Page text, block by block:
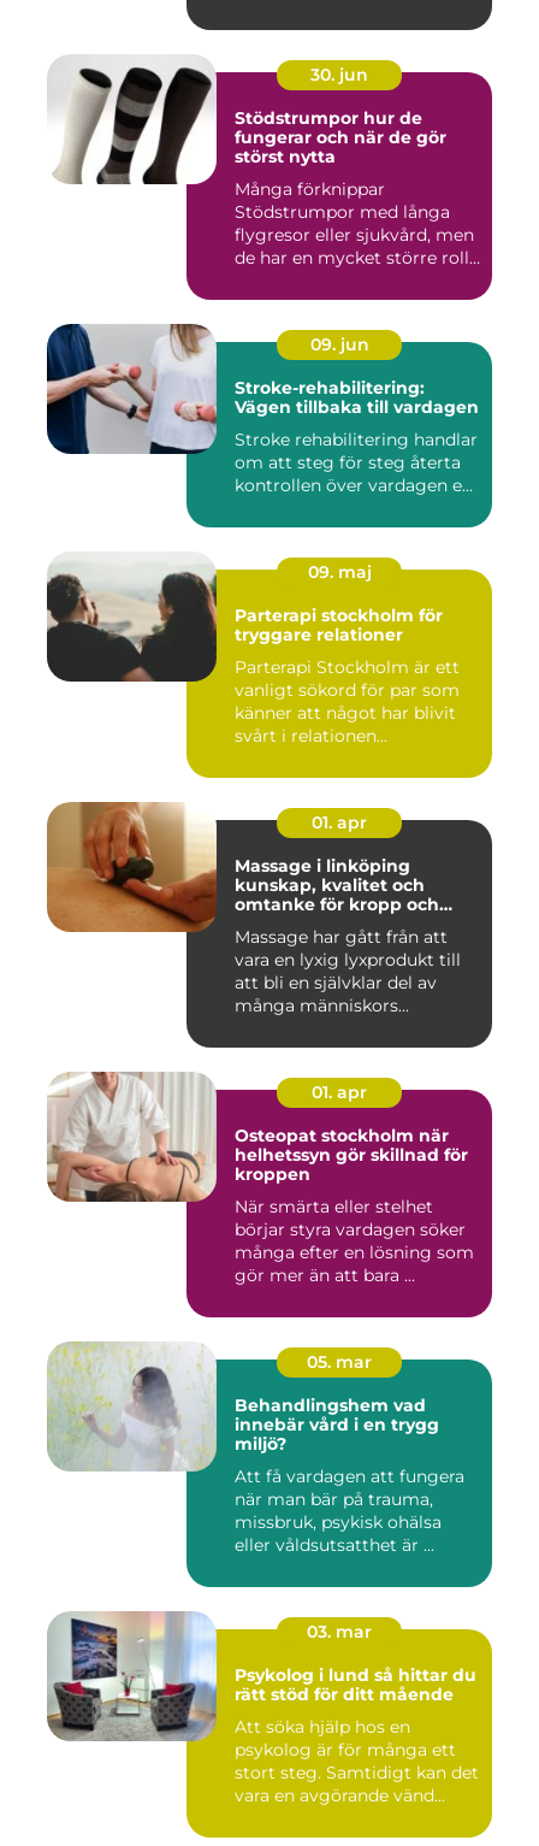
30. jun
Stödstrumpor hur de
fungerar och när de gör
störst nytta
Många förknippar
Stödstrumpor med långa
flygresor eller sjukvård, men
de har en mycket större roll
09. jun
Stroke-rehabilitering:
Vägen tillbaka till vardagen
Stroke rehabilitering handlar
om att steg för steg återta
kontrollen över vardagen e...
09. maj
Parterapi stockholm för
tryggare relationer
Parterapi Stockholm är ett
vanligt sökord för par som
känner att något har blivit
svårt i relationen...
01. apr
Massage i linköping
kunskap, kvalitet och
omtanke för kropp och
Massage har gått från att
vara en lyxig lyxprodukt till
att bli en självklar del av
många människors...
01. apr
Osteopat stockholm när
helhetssyn gör skillnad för
kroppen
När smärta eller stelhet
börjar styra vardagen söker
många efter en lösning som
gör mer än att bara ...
05. mar
Behandlingshem vad
innebär vård i en trygg
miljö?
Att få vardagen att fungera
när man bär på trauma,
missbruk, psykisk ohälsa
eller våldsutsatthet är ...
03. mar
Psykolog i lund så hittar du
rätt stöd för ditt mående
Att söka hjälp hos en
psykolog är för många ett
stort steg. Samtidigt kan det
vara en avgörande vänd...